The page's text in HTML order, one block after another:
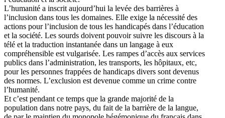
L’humanité a inscrit aujourd’hui la levée des barrières à
l’inclusion dans tous les domaines. Elle exige la nécessité des
actions pour l’inclusion de tous les handicapés dans l’éducation
et la société. Les sourds doivent pouvoir suivre les discours à la
télé et la traduction instantanée dans un langage à eux
compréhensible est vulgarisée. Les rampes d’accès aux services
publics dans l’administration, les transports, les hôpitaux, etc,
pour les personnes frappées de handicaps divers sont devenus
des normes. L’exclusion est devenue comme un crime contre
l’humanité.
Et c’est pendant ce temps que la grande majorité de la
population dans notre pays, du fait de la barrière de la langue,